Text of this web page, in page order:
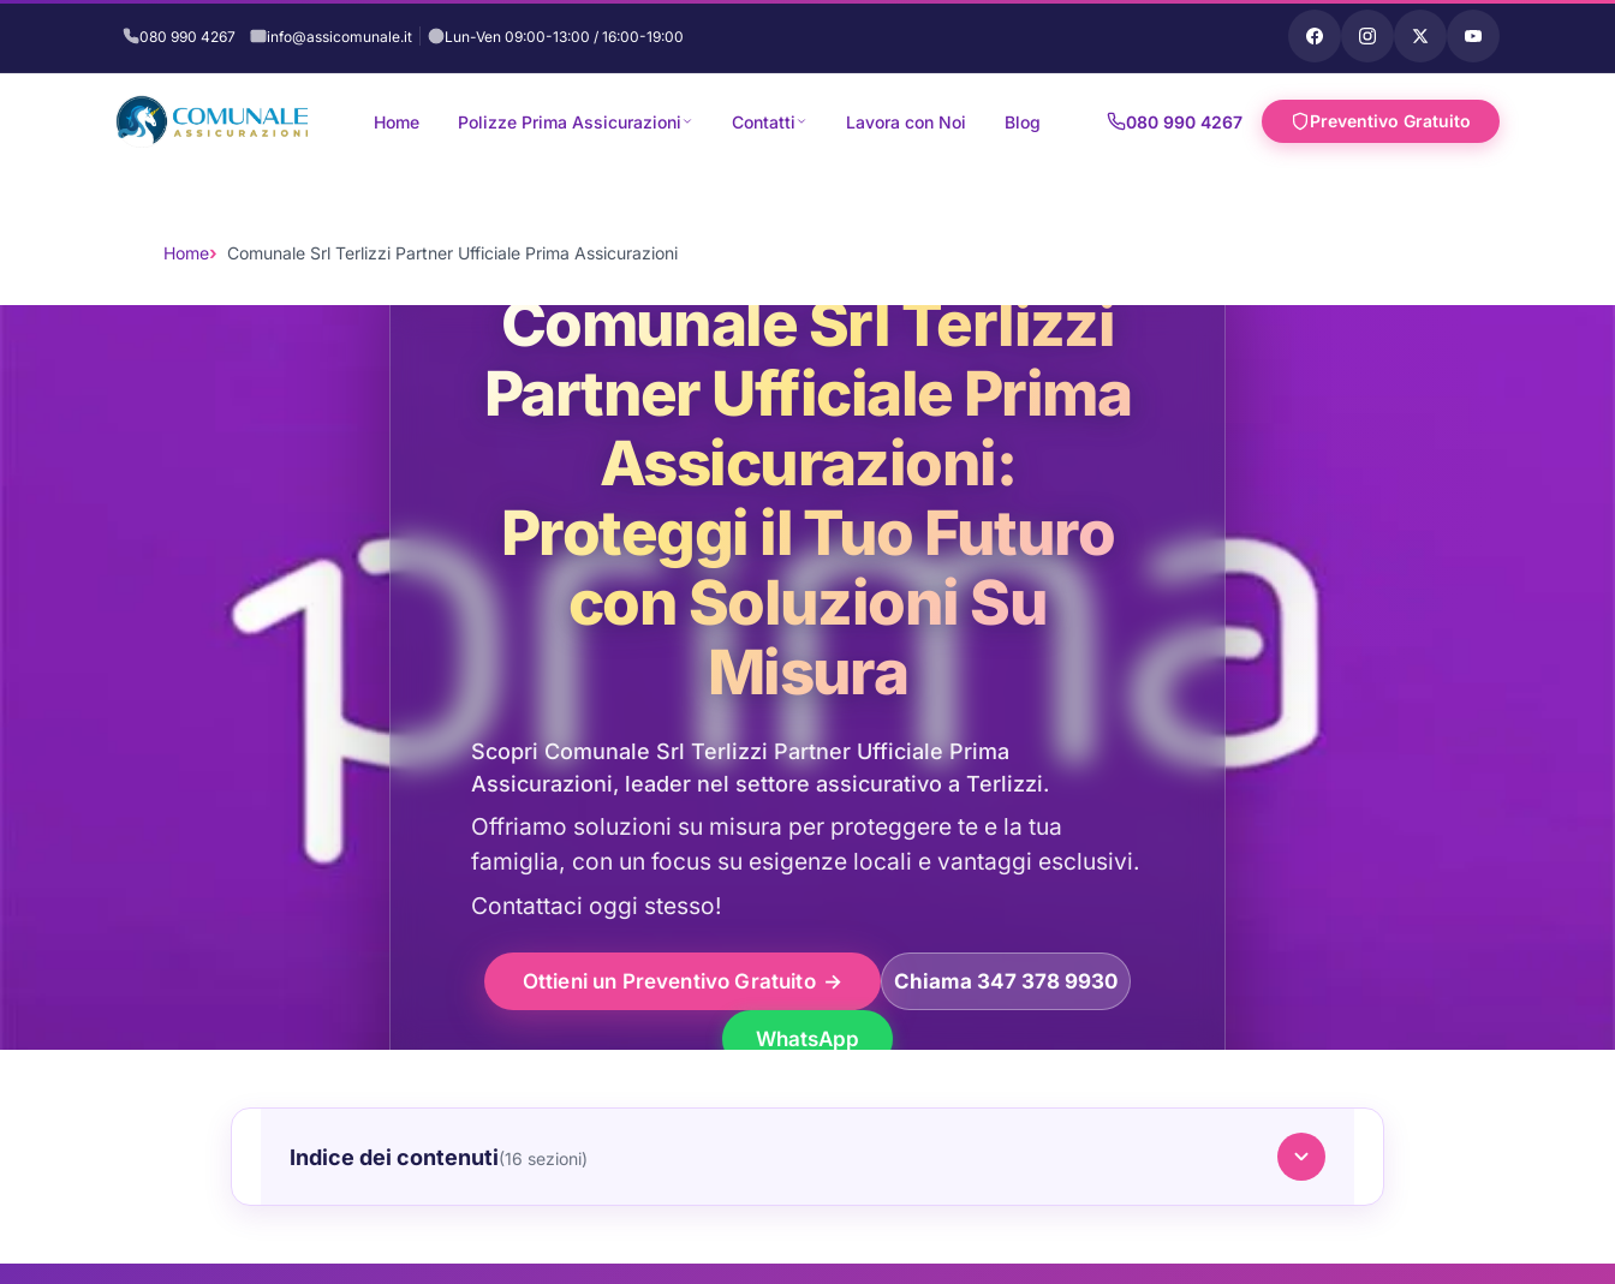
080 990 4267 info@assicomunale.it Lun-Ven 09:00-13:00 / 16:00-19:00
Home Polizze Prima Assicurazioni Contatti Lavora con Noi Blog 080 990 4267 Preventivo Gratuito
Home Comunale Srl Terlizzi Partner Ufficiale Prima Assicurazioni
Comunale Srl Terlizzi
Partner Ufficiale Prima
Assicurazioni:
Proteggi il Tuo Futuro
con Soluzioni Su
Misura
Scopri Comunale Srl Terlizzi Partner Ufficiale Prima
Assicurazioni, leader nel settore assicurativo a Terlizzi.
Offriamo soluzioni su misura per proteggere te e la tua
famiglia, con un focus su esigenze locali e vantaggi esclusivi.
Contattaci oggi stesso!
Ottieni un Preventivo Gratuito Chiama 347 378 9930
WhatsApp
Indice dei contenuti(16 sezioni)